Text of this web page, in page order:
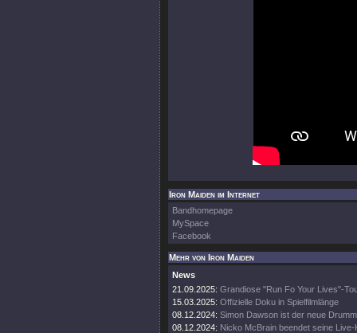
Iron Maiden im Internet
Bandhomepage
MySpace
Facebook
Mehr von Iron Maiden
News
21.09.2025: Grandiose "Run Fo Your Lives"-
15.03.2025: Offizielle Doku in Spielfilmlänge
08.12.2024: Simon Dawson ist der neue
08.12.2024: Nicko McBrain beendet seine Live-